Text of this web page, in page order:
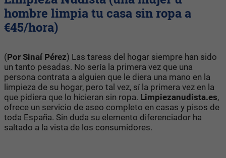
hombre limpia tu casa sin ropa a
€45/hora)
(Por Sinaí Pérez) Las tareas del hogar siempre han sido
un tanto pesadas. No sería la primera vez que una
persona contrata a alguien que le diera una mano en la
limpieza de su hogar, pero tal vez, sí la primera vez en la
que pidiera que lo hicieran sin ropa. Limpiezanudista.es,
ofrece un servicio de aseo completo en casas y pisos de
toda España. Sin duda su elemento diferenciador ha
saltado a la vista de los consumidores.